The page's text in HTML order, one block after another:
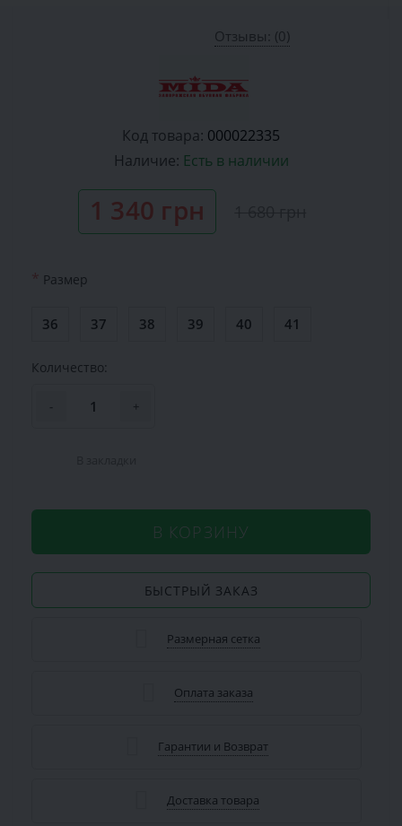
Отзывы: (0)
Код товара: 000022335
Наличие: Есть в наличии
1 340 грн
* Размер
36 37 38 39 40 41
Количество:
- +
В КОРЗИНУ
БЫСТРЫЙ ЗАКАЗ
Размерная сетка
Оплата заказа
Гарантии и Возврат
Доставка товара